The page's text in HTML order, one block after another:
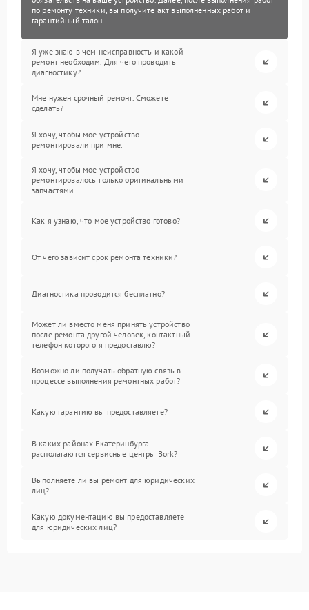
по ремонту техники, вы получите акт выполненных работ и
гарантийный талон.
Я уже знаю в чем неисправность и какой
ремонт необходим. Для чего проводить
диагностику?
Мне нужен срочный ремонт. Сможете
сделать?
Я хочу, чтобы мое устройство
ремонтировали при мне.
Я хочу, чтобы мое устройство
ремонтировалось только оригинальными
запчастями.
Как я узнаю, что мое устройство готово?
От чего зависит срок ремонта техники?
Диагностика проводится бесплатно?
Может ли вместо меня принять устройство
после ремонта другой человек, контактный
телефон которого я предоставлю?
Возможно ли получать обратную связь в
процессе выполнения ремонтных работ?
Какую гарантию вы предоставляете?
В каких районах Екатеринбурга
располагаются сервисные центры Bork?
Выполняете ли вы ремонт для юридических
лиц?
Какую документацию вы предоставляете
для юридических лиц?